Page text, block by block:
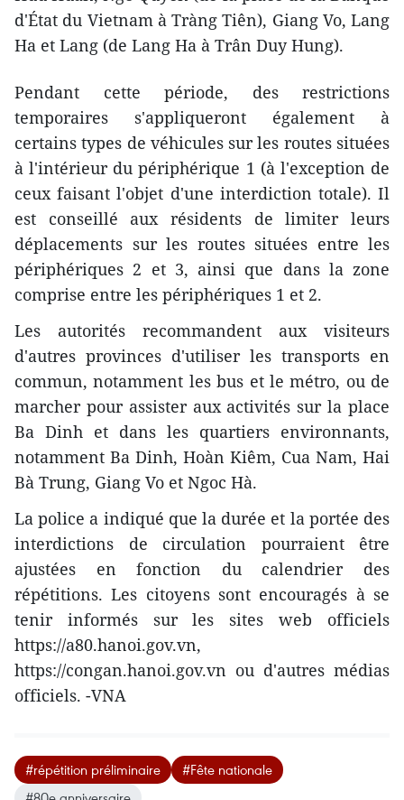
d'État du Vietnam à Tràng Tiên), Giang Vo, Lang
Ha et Lang (de Lang Ha à Trân Duy Hung).
Pendant cette période, des restrictions
temporaires s'appliqueront également à
certains types de véhicules sur les routes situées
à l'intérieur du périphérique 1 (à l'exception de
ceux faisant l'objet d'une interdiction totale). Il
est conseillé aux résidents de limiter leurs
déplacements sur les routes situées entre les
périphériques 2 et 3, ainsi que dans la zone
comprise entre les périphériques 1 et 2.
Les autorités recommandent aux visiteurs
d'autres provinces d'utiliser les transports en
commun, notamment les bus et le métro, ou de
marcher pour assister aux activités sur la place
Ba Dinh et dans les quartiers environnants,
notamment Ba Dinh, Hoàn Kiêm, Cua Nam, Hai
Bà Trung, Giang Vo et Ngoc Hà.
La police a indiqué que la durée et la portée des
interdictions de circulation pourraient être
ajustées en fonction du calendrier des
répétitions. Les citoyens sont encouragés à se
tenir informés sur les sites web officiels
https://a80.hanoi.gov.vn,
https://congan.hanoi.gov.vn ou d'autres médias
officiels. -VNA
#répétition préliminaire
#Fête nationale